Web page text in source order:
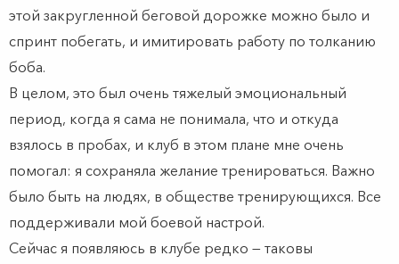
этой закругленной беговой дорожке можно было и
спринт побегать, и имитировать работу по толканию
боба.
В целом, это был очень тяжелый эмоциональный
период, когда я сама не понимала, что и откуда
взялось в пробах, и клуб в этом плане мне очень
помогал: я сохраняла желание тренироваться. Важно
было быть на людях, в обществе тренирующихся. Все
поддерживали мой боевой настрой.
Сейчас я появляюсь в клубе редко — таковы